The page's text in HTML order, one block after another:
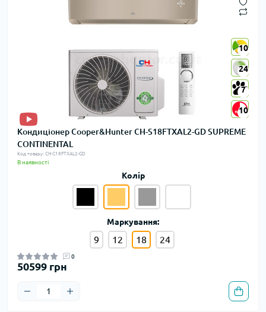
10
24
7
10
10
24
7
10
Кондиціонер Cooper&Hunter CH-S18FTXAL2-GD SUPREME
CONTINENTAL
Код товару: CH-S18FTXAL2-GD
В наявності
Колір
Маркування:
9 12 18 24
0
50599 грн